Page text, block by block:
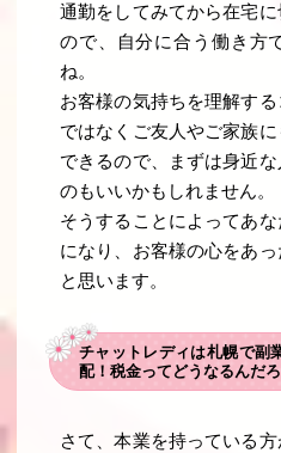
通勤をしてみてから在宅
ので、自分に合う働き方
ね。
お客様の気持ちを理解す
ではなくご友人やご家族
できるので、まずは身近
のもいいかもしれません。
そうすることによってあ
になり、お客様の心をあ
と思います。
チャットレディは札幌で副
配！税金ってどうなるんだ
さて、本業を持っている